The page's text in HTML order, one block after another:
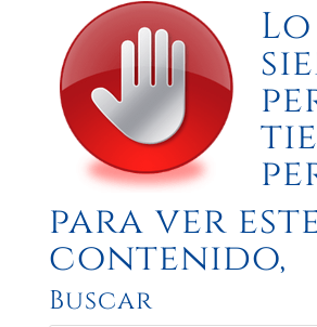
Lo
para ver
contenido,
Buscar